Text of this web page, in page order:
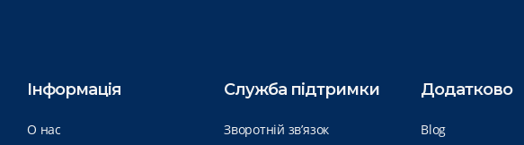
Інформація
О нас
Служба підтримки
Зворотній зв’язок
Додатково
Blog